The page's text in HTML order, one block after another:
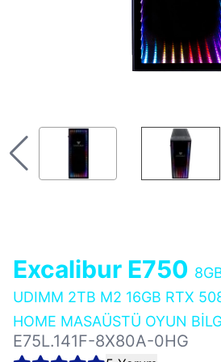
Excalibur E750
UDIMM 2TB M2 16GB RTX
HOME MASAÜSTÜ OYUN
E75L.141F-8X80A-0HG